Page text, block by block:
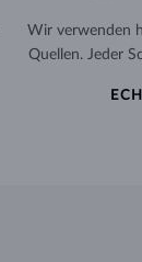
Wir verwenden
Quellen. Jeder